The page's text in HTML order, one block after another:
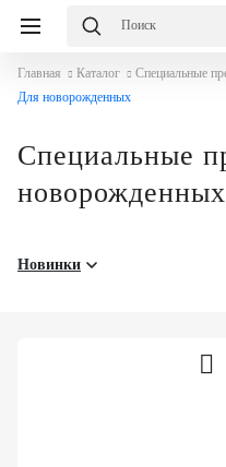
Главная Каталог
Специальные
Для новорожденных
Специальные
новорожденных
Новинки